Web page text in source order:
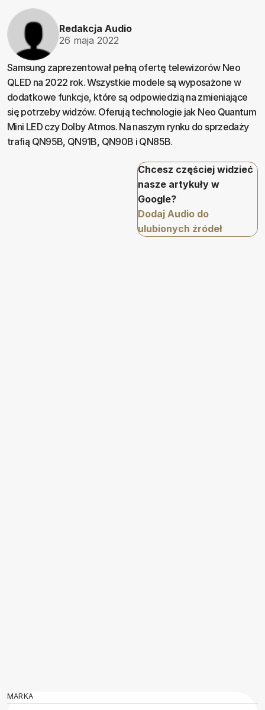
Redakcja Audio
26 maja 2022
Samsung zaprezentował pełną ofertę telewizorów Neo
QLED na 2022 rok. Wszystkie modele są wyposażone w
dodatkowe funkcje, które są odpowiedzią na zmieniające
się potrzeby widzów. Oferują technologie jak Neo Quantum
Mini LED czy Dolby Atmos. Na naszym rynku do sprzedaży
trafią QN95B, QN91B, QN90B i QN85B.
Chcesz częściej widzieć
nasze artykuły w
Google?
Dodaj Audio do
ulubionych źródeł
MARKA